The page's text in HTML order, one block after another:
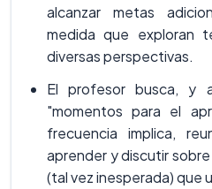
alcanzar metas
medida que exploran
diversas perspectivas.
El profesor busca, y
"momentos para el
frecuencia implica,
aprender y discutir
(tal vez inesperada) que